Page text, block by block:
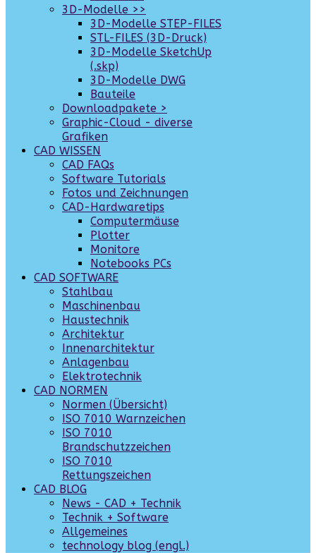
3D-Modelle >>
3D-Modelle STEP-FILES
STL-FILES (3D-Druck)
3D-Modelle SketchUp
(.skp)
3D-Modelle DWG
Bauteile
Downloadpakete >
Graphic-Cloud - diverse
Grafiken
CAD WISSEN
CAD FAQs
Software Tutorials
Fotos und Zeichnungen
CAD-Hardwaretips
Computermäuse
Plotter
Monitore
Notebooks PCs
CAD SOFTWARE
Stahlbau
Maschinenbau
Haustechnik
Architektur
Innenarchitektur
Anlagenbau
Elektrotechnik
CAD NORMEN
Normen (Übersicht)
ISO 7010 Warnzeichen
ISO 7010
Brandschutzzeichen
ISO 7010
Rettungszeichen
CAD BLOG
News - CAD + Technik
Technik + Software
Allgemeines
technology blog (engl.)